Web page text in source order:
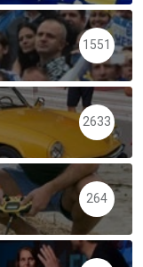
1551
2633
264